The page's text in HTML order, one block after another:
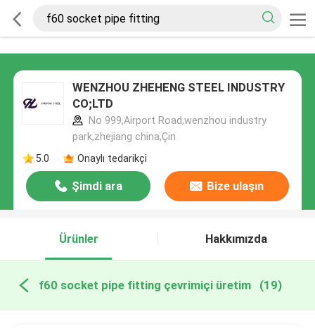
WENZHOU ZHEHENG STEEL INDUSTRY
CO;LTD
No 999,Airport Road,wenzhou industry
park,zhejiang china,Çin
5.0
Onaylı tedarikçi
Şimdi ara Bize ulaşın
Ürünler Hakkımızda
f60 socket pipe fitting çevrimiçi üretim (19)